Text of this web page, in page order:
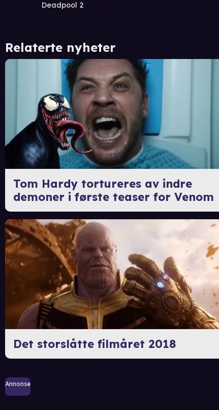
Deadpool 2
Relaterte nyheter
Tom Hardy tortureres av indre
demoner i første teaser for Venom
Det storslåtte filmåret 2018
Annonse